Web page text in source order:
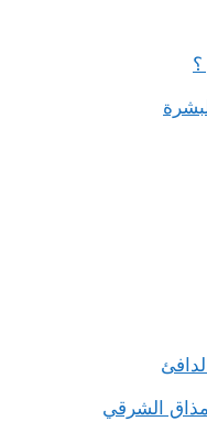
؟
الشرقي